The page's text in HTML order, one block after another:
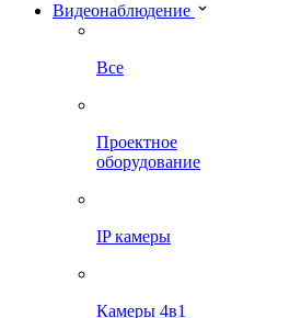
Видеонаблюдение
Все
Проектное
оборудование
IP камеры
Камеры 4в1